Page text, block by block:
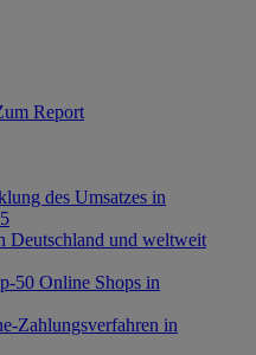
Report
des Umsatzes in
Deutschland und weltweit
50 Online Shops in
Zahlungsverfahren in